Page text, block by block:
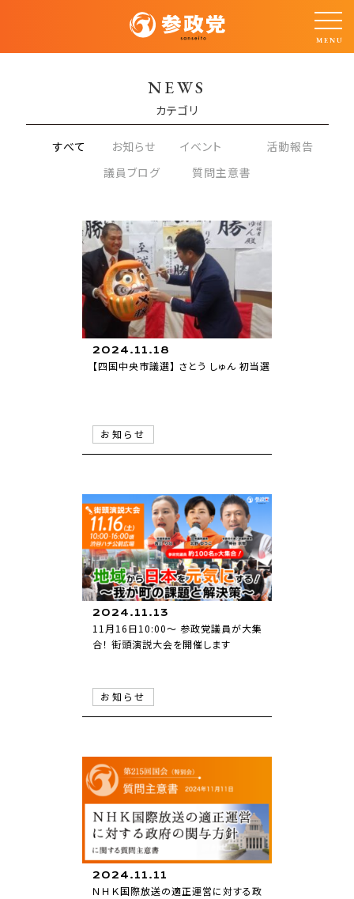
NEWS
カテゴリ
すべて お知らせ イベント
活動報告
議員ブログ
質問主意書
2024.11.18
【四国中央市議選】 さとう しゅん 初当選
お知らせ
2024.11.13
11月16日10:00～ 参政党議員が大集
合！ 街頭演説大会を開催します
お知らせ
2024.11.11
ＮＨＫ国際放送の適正運営に対する政